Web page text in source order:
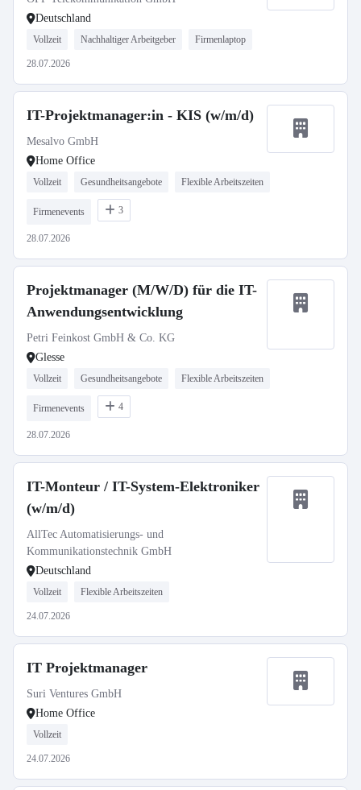
Deutschland
Vollzeit Nachhaltiger Arbeitgeber Firmenlaptop
28.07.2026
IT-Projektmanager:in - KIS (w/m/d)
Mesalvo GmbH
Home Office
Vollzeit Gesundheitsangebote Flexible Arbeitszeiten
Firmenevents 3
28.07.2026
Projektmanager (M/W/D) für die IT-
Anwendungsentwicklung
Petri Feinkost GmbH & Co. KG
Glesse
Vollzeit Gesundheitsangebote Flexible Arbeitszeiten
Firmenevents 4
28.07.2026
IT-Monteur / IT-System-Elektroniker
(w/m/d)
AllTec Automatisierungs- und
Kommunikationstechnik GmbH
Deutschland
Vollzeit Flexible Arbeitszeiten
24.07.2026
IT Projektmanager
Suri Ventures GmbH
Home Office
Vollzeit
24.07.2026